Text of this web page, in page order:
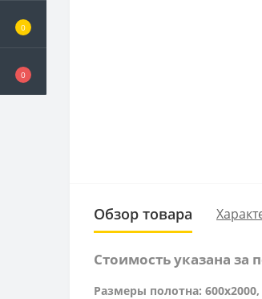
0
0
Обзор товара
Стоимость указана за
Размеры полотна: 600x2000,